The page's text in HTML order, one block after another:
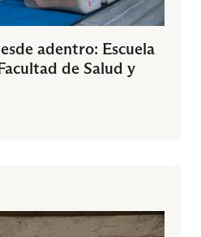
adentro: Escuela
de Salud y